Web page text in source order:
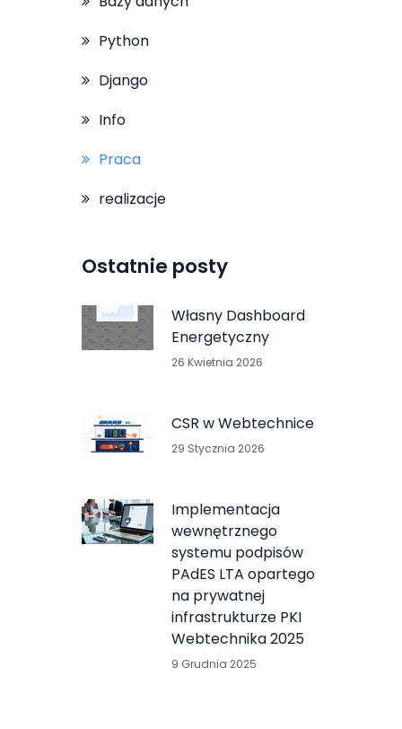
Python
Django
Info
Praca
realizacje
Ostatnie posty
Własny Dashboard
Energetyczny
26 Kwietnia 2026
CSR w Webtechnice
29 Stycznia 2026
Implementacja
wewnętrznego
systemu podpisów
PAdES LTA opartego
na prywatnej
infrastrukturze PKI
Webtechnika 2025
9 Grudnia 2025